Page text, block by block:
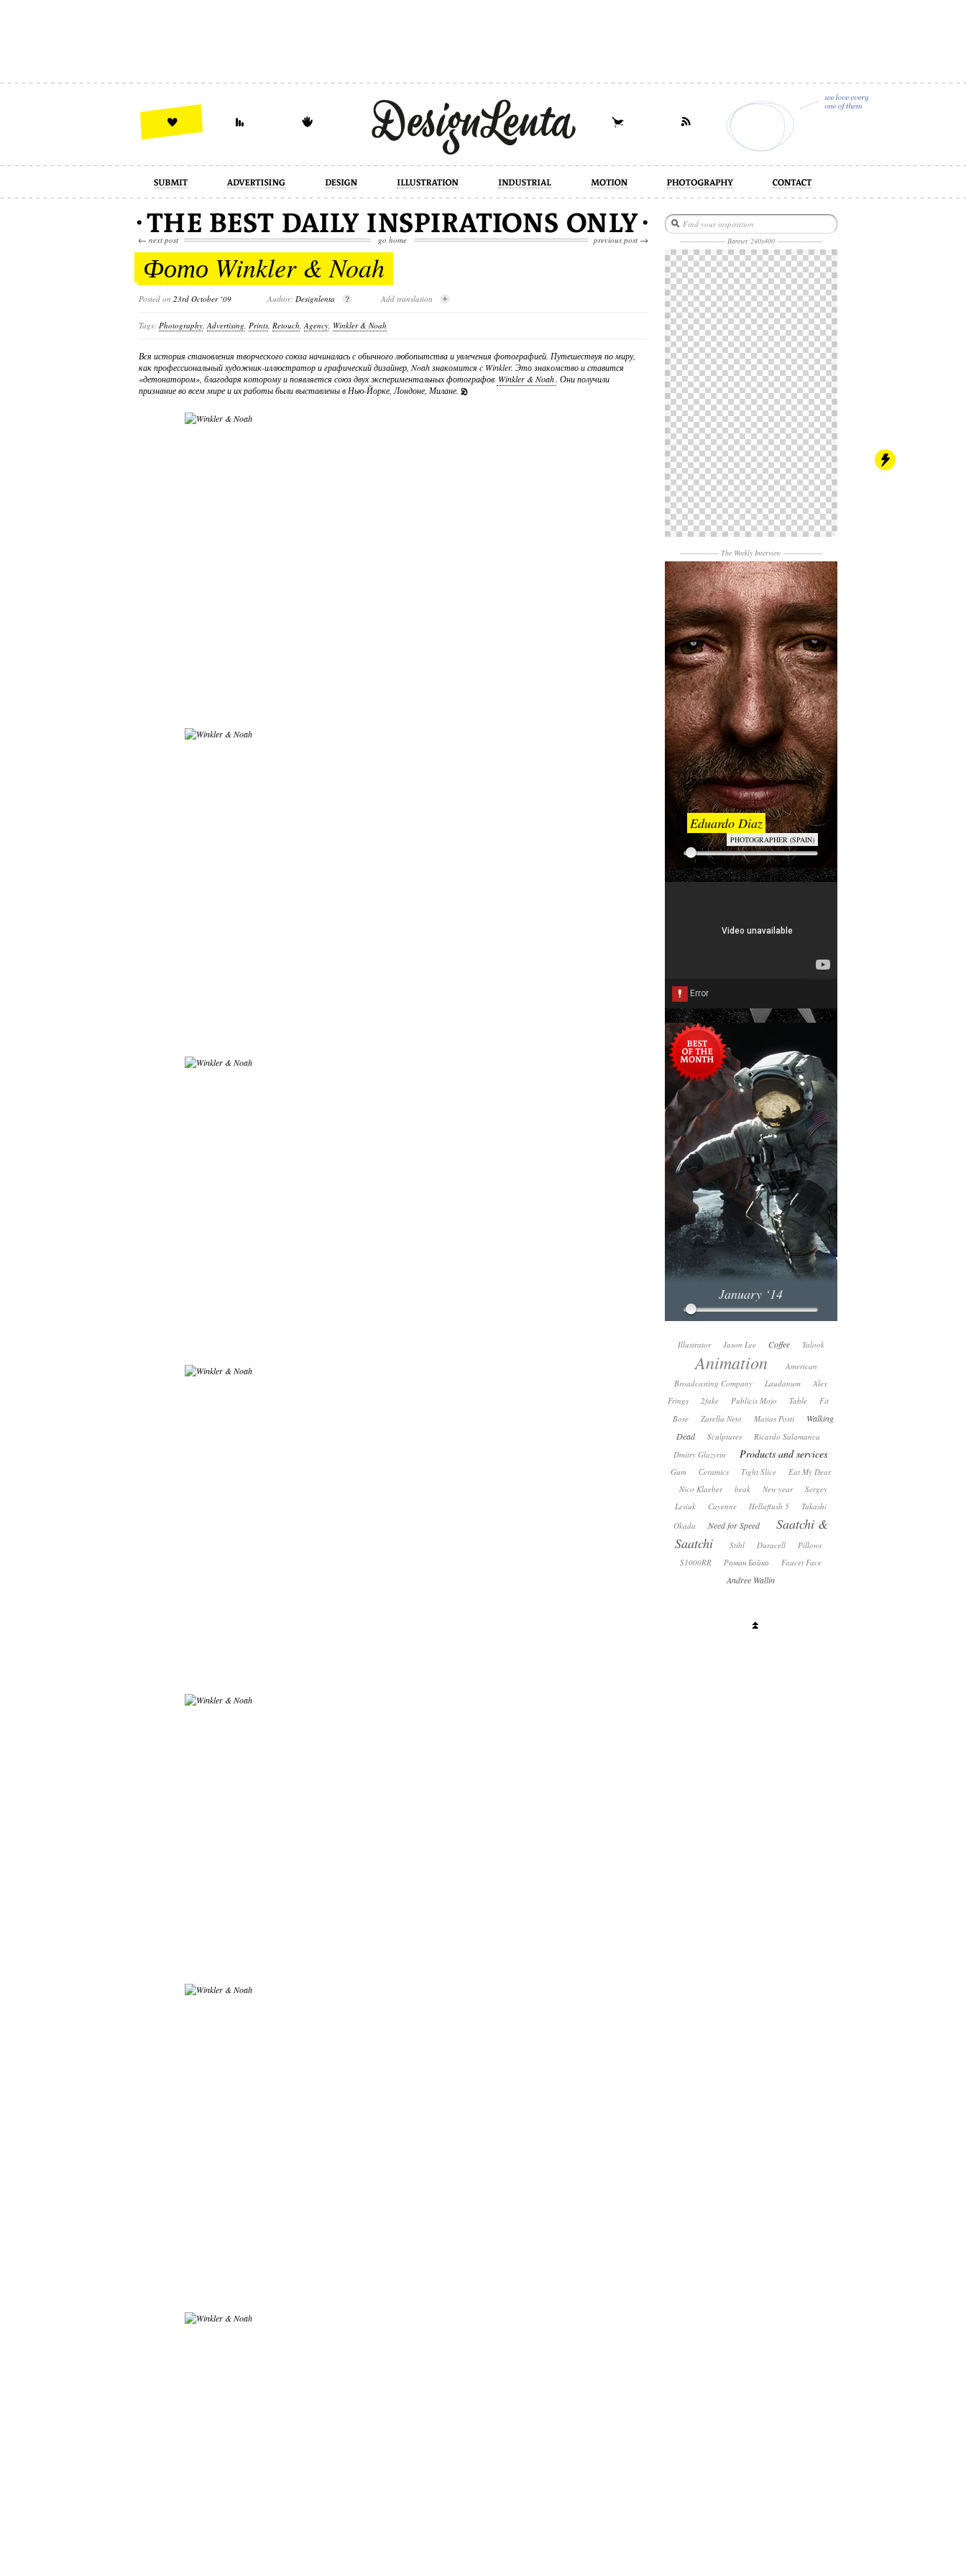
design illustration industrial motion photography
previous post →
← next post go home
Фото Winkler & Noah
Posted on 23rd October ‘09 Author: Designlenta Add translation
Tags: Photography,Advertising, Prints, Retouch,Agency, Winkler & Noah
Вся история становления творческого союза начиналась с обычного любопытства и увлечения фотографией. Путешествуя по миру,
как профессиональный художник-иллюстратор и графический дизайнер, Noah знакомится c Winkler. Это знакомство и ставится
«детонатором», благодаря которому и появляется союз двух экспериментальных фотографов Winkler & Noah. Они получили
признание во всем мире и их работы были выставлены в Нью-Йорке, Лондоне, Милане.
--------------------- Banner 240x400 ---------------------
------------------ The Weekly Interview------------------
Eduardo Diaz
PHOTOGRAPHER (SPAIN)
January ‘14
Illustrator Jason Lee Coffee Yalook
Animation
American
Broadcasting Company
Laudanum
Alex
Frings
2fake Publicis Mojo Table
Fit
Bose
Zarella Neto Matias Posti
Walking
Dead
Sculptures
Ricardo Salamanca
Dmitry Glazyrin
Products and services
Gum Сeramics Tight Slice
Eat My Dear
Nico Klaeber
beak New year
Sergey
Lesiuk
Cayenne Hellaflush 5
Takashi
Okada
Need for Speed
Saatchi &
Saatchi
Stihl Duracell
Pillows
S1000RR
Роман Бойко Faucet Face
Andree Wallin